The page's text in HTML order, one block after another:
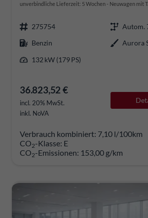
unverbindliche Lieferzeit: 5 Wochen Neuwagen mit
275754
Autom.
Benzin
Aurora
132 kW (179 PS)
36.823,52 €
incl. 20% MwSt.
inkl. NoVA
Verbrauch kombiniert: 7,10 l/100km
CO2-Klasse: E
CO2-Emissionen: 153,00 g/km